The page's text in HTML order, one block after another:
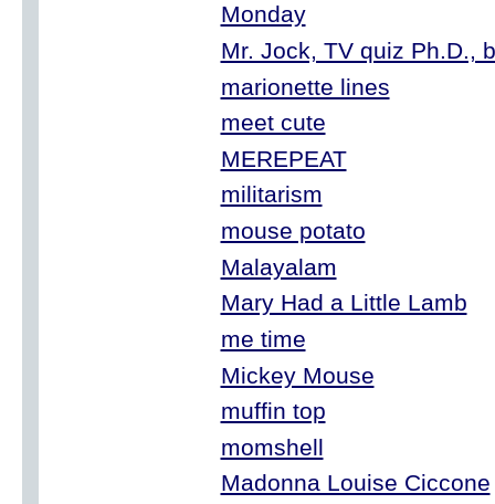
Monday
Mr. Jock, TV quiz Ph.D.,
marionette lines
meet cute
MEREPEAT
militarism
mouse potato
Malayalam
Mary Had a Little Lamb
me time
Mickey Mouse
muffin top
momshell
Madonna Louise Ciccone